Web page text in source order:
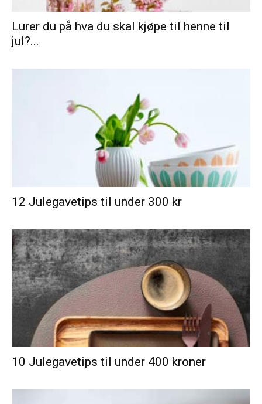
Lurer du på hva du skal kjøpe til henne til
jul?...
12 Julegavetips til under 300 kr
10 Julegavetips til under 400 kroner